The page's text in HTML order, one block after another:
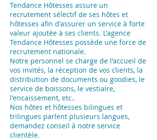
Tendance Hôtesses assure un
recrutement sélectif de ses hôtes et
hôtesses afin d'assurer un service à forte
valeur ajoutée à ses clients. L'agence
Tendance Hôtesses possède une force de
recrutement nationale.
Notre personnel se charge de l'accueil de
vos invités, la réception de vos clients, la
distribution de documents ou goodies, le
service de boissons, le vestiaire,
l'encaissement, etc..
Nos hôtes et hôtesses bilingues et
trilingues parlent plusieurs langues,
demandez conseil à notre service
clientèle.